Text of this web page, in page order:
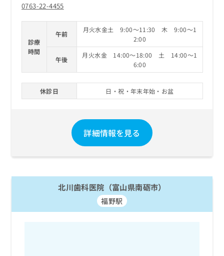
0763-22-4455
診療
時間
午前
月火水金土 9:00～11:30 木 9:00～1
2:00
午後
月火水金 14:00～18:00 土 14:00～1
6:00
休診日 日・祝・年末年始・お盆
詳細情報を見る
北川歯科医院（富山県南砺市）
福野駅